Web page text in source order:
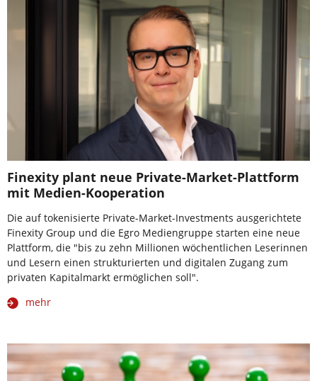
Finexity plant neue Private-Market-Plattform
mit Medien-Kooperation
Die auf tokenisierte Private-Market-Investments ausgerichtete
Finexity Group und die Egro Mediengruppe starten eine neue
Plattform, die "bis zu zehn Millionen wöchentlichen Leserinnen
und Lesern einen strukturierten und digitalen Zugang zum
privaten Kapitalmarkt ermöglichen soll".
mehr